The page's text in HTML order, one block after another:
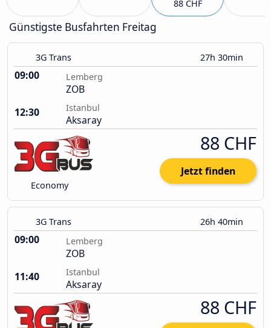
88 CHF
Günstigste Busfahrten Freitag
3G Trans 27h 30min
09:00 Lemberg
ZOB
12:30
Istanbul
Aksaray
Economy
88 CHF
Jetzt finden
3G Trans 26h 40min
09:00 Lemberg
ZOB
11:40
Istanbul
Aksaray
88 CHF